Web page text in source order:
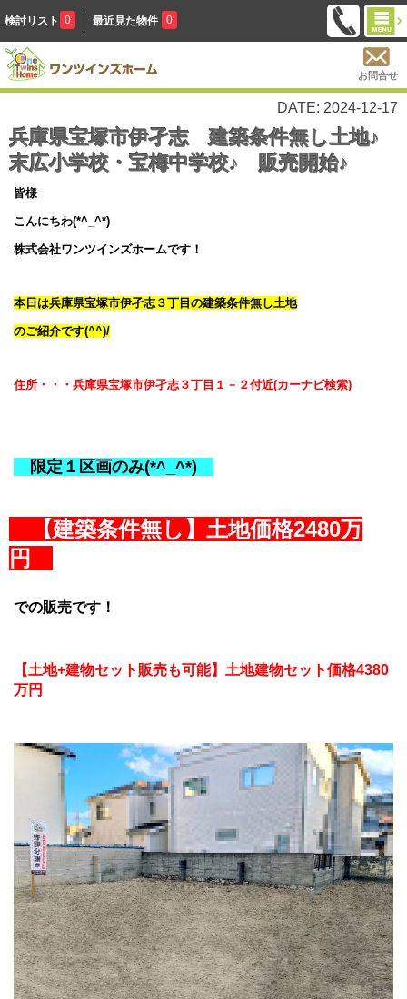
検討リスト 0 最近見た物件 0
お問合せ
DATE: 2024-12-17
兵庫県宝塚市伊孑志 建築条件無し土地♪
末広小学校・宝梅中学校♪ 販売開始♪
皆様
こんにちわ(*^_^*)
株式会社ワンツインズホームです！
本日は兵庫県宝塚市伊孑志３丁目の建築条件無し土地
のご紹介です(^^)/
住所・・・兵庫県宝塚市伊孑志３丁目１－２付近(カーナビ検索)
限定１区画のみ(*^_^*)
【建築条件無し】土地価格2480万
円
での販売です！
【土地+建物セット販売も可能】土地建物セット価格4380
万円